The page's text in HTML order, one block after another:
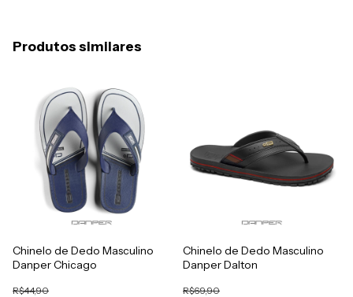
Produtos similares
Chinelo de Dedo Masculino
Danper Chicago
R$44,90
Chinelo de Dedo Masculino
Danper Dalton
R$69,90